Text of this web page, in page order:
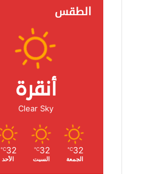
الطقس
أنقرة
Clear Sky
32
℃
الجمعة
32
℃
السبت
32
℃
الأحد